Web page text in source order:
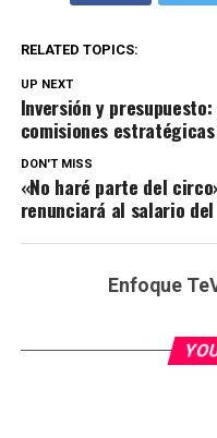
RELATED TOPICS:
UP NEXT
Inversión y
comisiones
DON'T MISS
«No haré parte del
renunciará al salario
Enfoque